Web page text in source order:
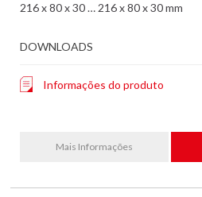
216 x 80 x 30 … 216 x 80 x 30 mm
DOWNLOADS
Informações do produto
Mais Informações